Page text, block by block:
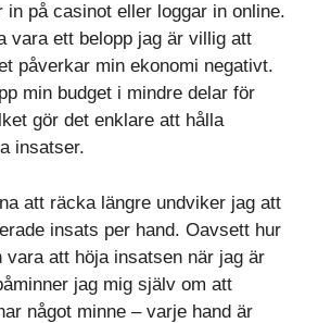
in på casinot eller loggar in online.
vara ett belopp jag är villig att
påverkar min ekonomi negativt.
min budget i mindre delar för
gör det enklare att hålla
insatser.
att räcka längre undviker jag att
insats per hand. Oavsett hur
vara att höja insatsen när jag är
jag mig själv om att
något minne – varje hand är